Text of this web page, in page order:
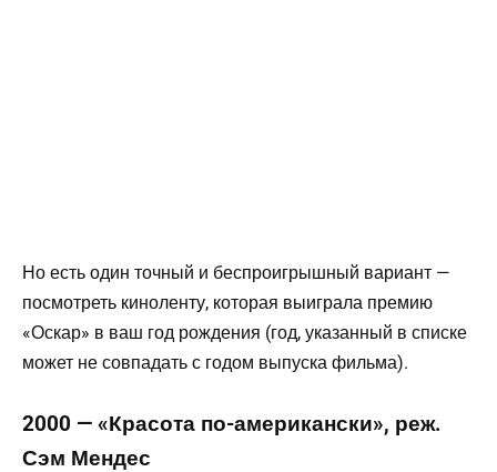
Но есть один точный и беспроигрышный вариант —
посмотреть киноленту, которая выиграла премию
«Оскар» в ваш год рождения (год, указанный в списке
может не совпадать с годом выпуска фильма).
2000 — «Красота по-американски», реж.
Сэм Мендес